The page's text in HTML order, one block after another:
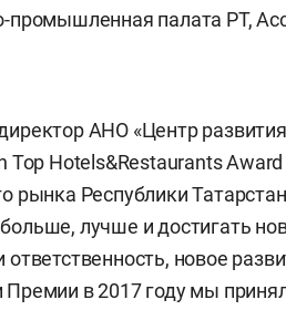
промышленная палата РТ,
АНО «Центр
Hotels&Restaurants
рынка Республики
лучше и достигать
новое
Премии в 2017 году мы